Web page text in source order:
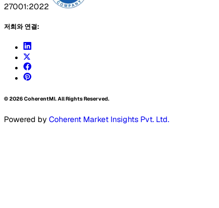
27001:2022
저희와 연결:
©2026CoherentMI. All Rights Reserved.
Powered by Coherent Market Insights Pvt. Ltd.